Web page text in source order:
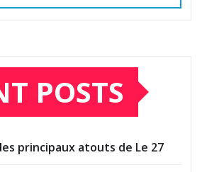
POSTS
principaux atouts de Le 27